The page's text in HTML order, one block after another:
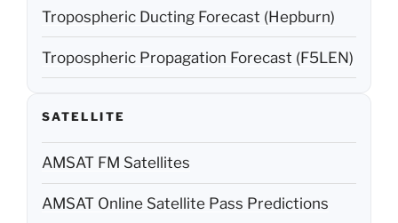
Tropospheric Ducting Forecast (Hepburn)
Tropospheric Propagation Forecast (F5LEN)
SATELLITE
AMSAT FM Satellites
AMSAT Online Satellite Pass Predictions